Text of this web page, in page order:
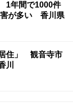
1年間で1000件
が多い 香川県
住」 観音寺市
川